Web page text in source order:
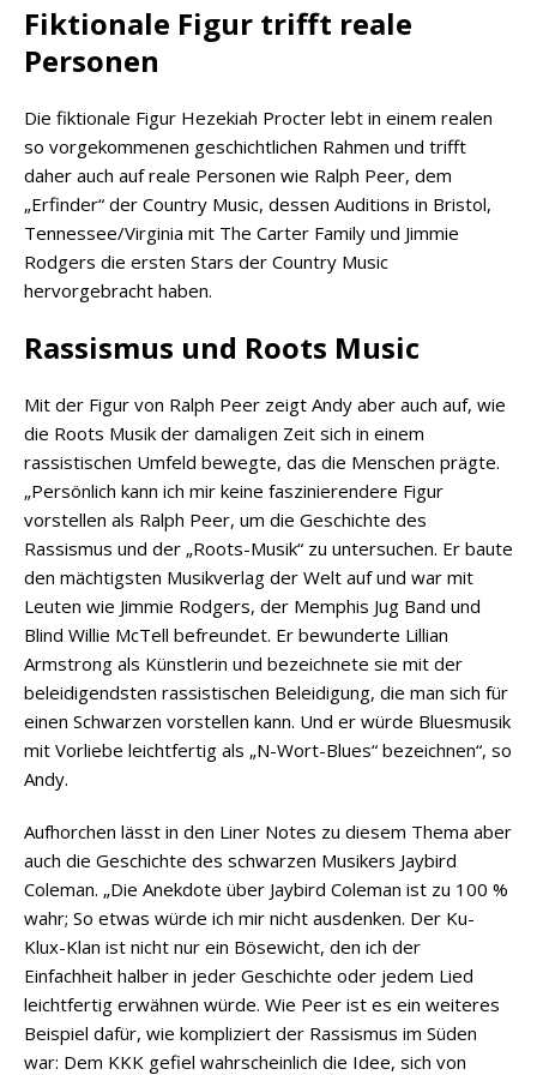
Fiktionale Figur trifft reale
Personen
Die fiktionale Figur Hezekiah Procter lebt in einem realen
so vorgekommenen geschichtlichen Rahmen und trifft
daher auch auf reale Personen wie Ralph Peer, dem
„Erfinder“ der Country Music, dessen Auditions in Bristol,
Tennessee/Virginia mit The Carter Family und Jimmie
Rodgers die ersten Stars der Country Music
hervorgebracht haben.
Rassismus und Roots Music
Mit der Figur von Ralph Peer zeigt Andy aber auch auf, wie
die Roots Musik der damaligen Zeit sich in einem
rassistischen Umfeld bewegte, das die Menschen prägte.
„Persönlich kann ich mir keine faszinierendere Figur
vorstellen als Ralph Peer, um die Geschichte des
Rassismus und der „Roots-Musik“ zu untersuchen. Er baute
den mächtigsten Musikverlag der Welt auf und war mit
Leuten wie Jimmie Rodgers, der Memphis Jug Band und
Blind Willie McTell befreundet. Er bewunderte Lillian
Armstrong als Künstlerin und bezeichnete sie mit der
beleidigendsten rassistischen Beleidigung, die man sich für
einen Schwarzen vorstellen kann. Und er würde Bluesmusik
mit Vorliebe leichtfertig als „N-Wort-Blues“ bezeichnen“, so
Andy.
Aufhorchen lässt in den Liner Notes zu diesem Thema aber
auch die Geschichte des schwarzen Musikers Jaybird
Coleman. „Die Anekdote über Jaybird Coleman ist zu 100 %
wahr; So etwas würde ich mir nicht ausdenken. Der Ku-
Klux-Klan ist nicht nur ein Bösewicht, den ich der
Einfachheit halber in jeder Geschichte oder jedem Lied
leichtfertig erwähnen würde. Wie Peer ist es ein weiteres
Beispiel dafür, wie kompliziert der Rassismus im Süden
war: Dem KKK gefiel wahrscheinlich die Idee, sich von